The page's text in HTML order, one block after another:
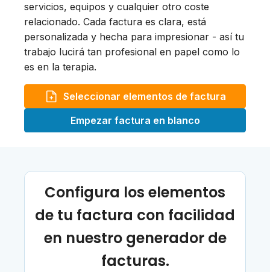
servicios, equipos y cualquier otro coste
relacionado. Cada factura es clara, está
personalizada y hecha para impresionar - así tu
trabajo lucirá tan profesional en papel como lo
es en la terapia.
Seleccionar elementos de factura
Empezar factura en blanco
Configura los elementos
de tu factura con facilidad
en nuestro generador de
facturas.